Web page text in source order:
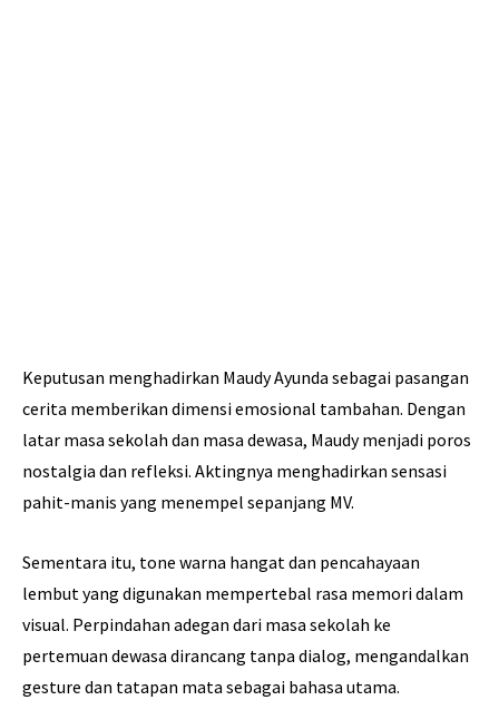
Keputusan menghadirkan Maudy Ayunda sebagai pasangan
cerita memberikan dimensi emosional tambahan. Dengan
latar masa sekolah dan masa dewasa, Maudy menjadi poros
nostalgia dan refleksi. Aktingnya menghadirkan sensasi
pahit-manis yang menempel sepanjang MV.
Sementara itu, tone warna hangat dan pencahayaan
lembut yang digunakan mempertebal rasa memori dalam
visual. Perpindahan adegan dari masa sekolah ke
pertemuan dewasa dirancang tanpa dialog, mengandalkan
gesture dan tatapan mata sebagai bahasa utama.